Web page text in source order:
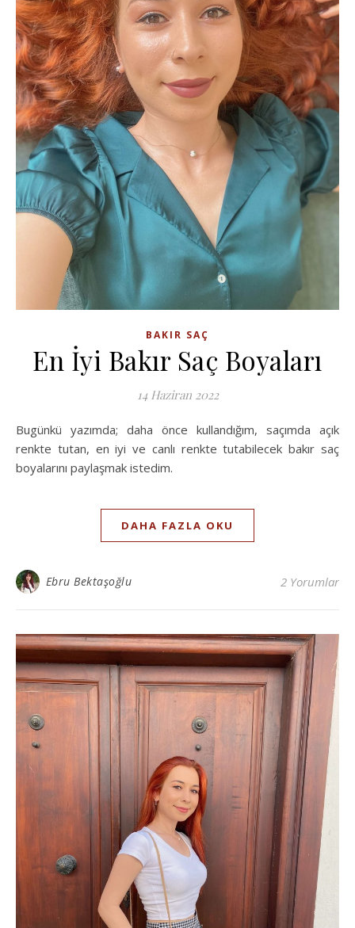
BAKIR SAÇ
En İyi Bakır Saç Boyaları
14 Haziran 2022
Bugünkü yazımda; daha önce kullandığım, saçımda açık
renkte tutan, en iyi ve canlı renkte tutabilecek bakır saç
boyalarını paylaşmak istedim.
DAHA FAZLA OKU
Ebru Bektaşoğlu 2 Yorumlar